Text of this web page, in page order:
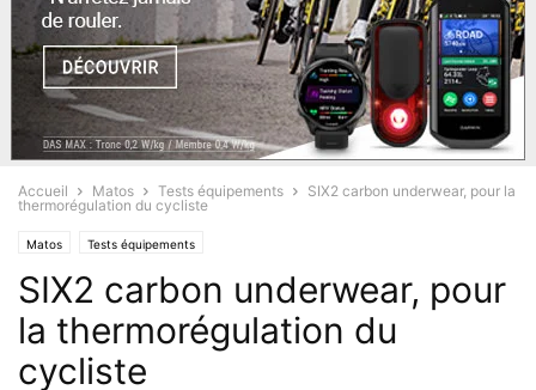
Accueil Matos Tests équipements
SIX2 carbon underwear, pour la
thermorégulation du cycliste
Matos Tests équipements
SIX2 carbon underwear, pour
la thermorégulation du
cycliste